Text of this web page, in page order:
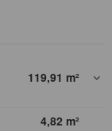
119,91 m²
4,82 m²